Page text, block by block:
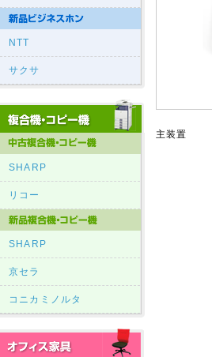
NTT
サクサ
SHARP
リコー
SHARP
京セラ
コニカミノルタ
主装置